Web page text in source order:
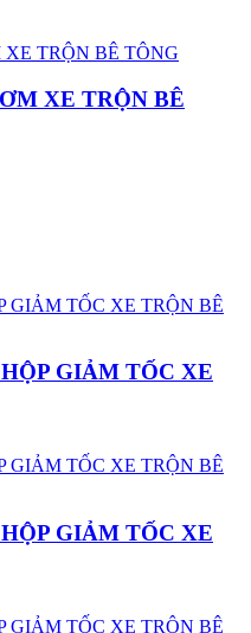
XE TRỘN BÊ
GIẢM TỐC XE
GIẢM TỐC XE